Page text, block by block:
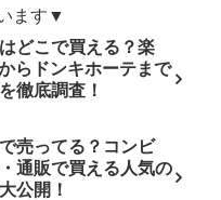
ます▼
どこで買える？楽
らドンキホーテまで
徹底調査！
売ってる？コンビ
通販で買える人気の
公開！